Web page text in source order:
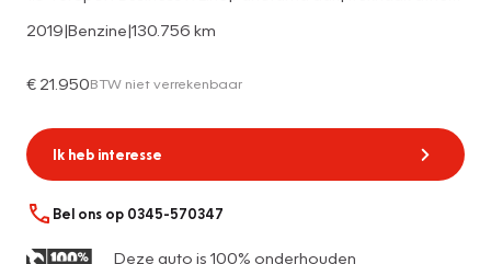
2019|Benzine|130.756 km
€ 21.950BTW niet verrekenbaar
Ik heb interesse
Bel ons op 0345-570347
Deze auto is 100% onderhouden